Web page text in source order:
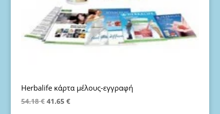
Herbalife κάρτα μέλους-εγγραφή
54.18€ Original
41.65 €Η